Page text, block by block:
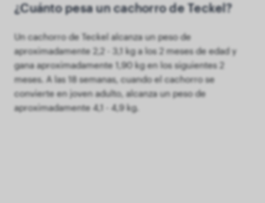
¿Cuánto pesa un cachorro de Teckel?
Un cachorro de Teckel alcanza un peso de
aproximadamente 2,2 - 3,1 kg a los 2 meses de edad y
gana aproximadamente 1,90 kg en los siguientes 2
meses. A las 18 semanas, cuando el cachorro se
convierte en joven adulto, alcanza un peso de
aproximadamente 4,1 - 4,9 kg.